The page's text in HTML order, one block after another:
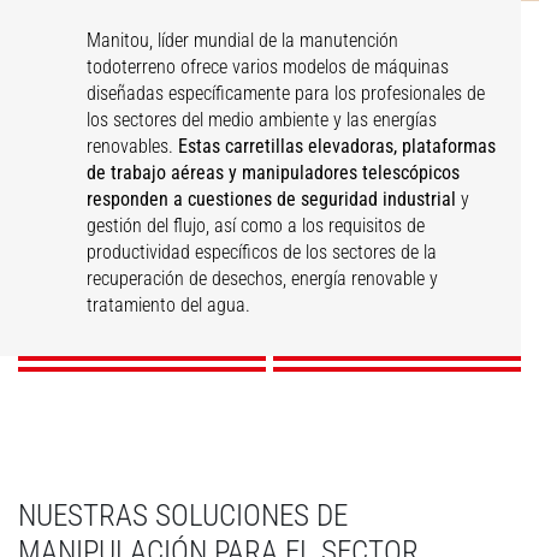
Manitou, líder mundial de la manutención
todoterreno ofrece varios modelos de máquinas
diseñadas específicamente para los profesionales de
los sectores del medio ambiente y las energías
renovables. Estas carretillas elevadoras, plataformas
de trabajo aéreas y manipuladores telescópicos
responden a cuestiones de seguridad industrial y
gestión del flujo, así como a los requisitos de
productividad específicos de los sectores de la
recuperación de desechos, energía renovable y
tratamiento del agua.
Valorización de
residuos
Tratamiento del agua
Energías renovables
DESCUBRIR
Mantenimiento
industrial
DESCUBRIR
NUESTRAS SOLUCIONES DE